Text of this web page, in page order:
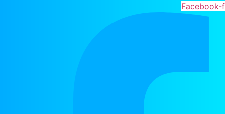
Facebook-f